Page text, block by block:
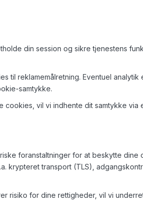
din session og sikre tjenestens
til reklamemålretning. Eventuel analytik
samtykke.
vil vi indhente dit samtykke via
foranstaltninger for at beskytte dine
krypteret transport (TLS),
risiko for dine rettigheder, vil vi